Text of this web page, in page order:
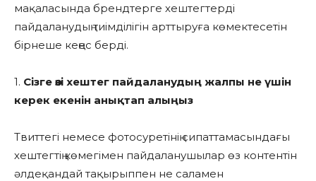
мақаласында брендтерге хештегтерді
пайдаланудың тиімділігін арттыруға көмектесетін
бірнеше кеңес берді.
1. Сізге өзі хештег пайдаланудың жалпы не үшін
керек екенін анықтап алыңыз
Твиттегі немесе фотосуретінің сипаттамасындағы
хештегтің көмегімен пайдаланушылар өз контентін
әлдеқандай тақырыппен не саламен